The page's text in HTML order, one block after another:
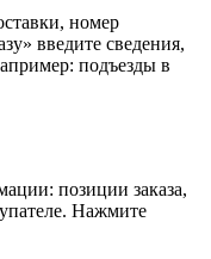
номер
введите сведения,
подъезды в
позиции заказа,
Нажмите